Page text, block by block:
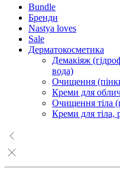
Bundle
Бренди
Nastya loves
Sale
Дерматокосметика
Демакіяж
вода)
Очищення
Креми для
Очищення тіла
Креми для тіла,